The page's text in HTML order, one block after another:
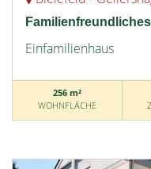
Einfamilienhaus
256 m²
WOHNFLÄCHE